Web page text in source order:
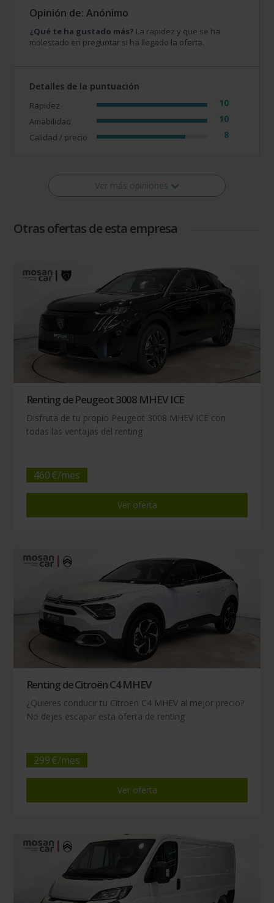
Opinión de: Anónimo
¿Qué te ha gustado más? La rapidez y que se ha
molestado en preguntar si ha llegado la oferta.
Detalles de la puntuación
Rapidez 10
Amabilidad 10
Calidad / precio 8
Ver más opiniones
Otras ofertas de esta empresa
Renting de Peugeot 3008 MHEV ICE
Disfruta de tu propio Peugeot 3008 MHEV ICE con
todas las ventajas del renting
460€/mes
Ver oferta
Renting de Citroën C4 MHEV
¿Quieres conducir tu Citroën C4 MHEV al mejor precio?
No dejes escapar esta oferta de renting
299€/mes
Ver oferta